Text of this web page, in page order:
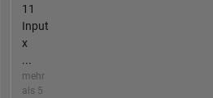
11
Input
x
...
mehr
als 5